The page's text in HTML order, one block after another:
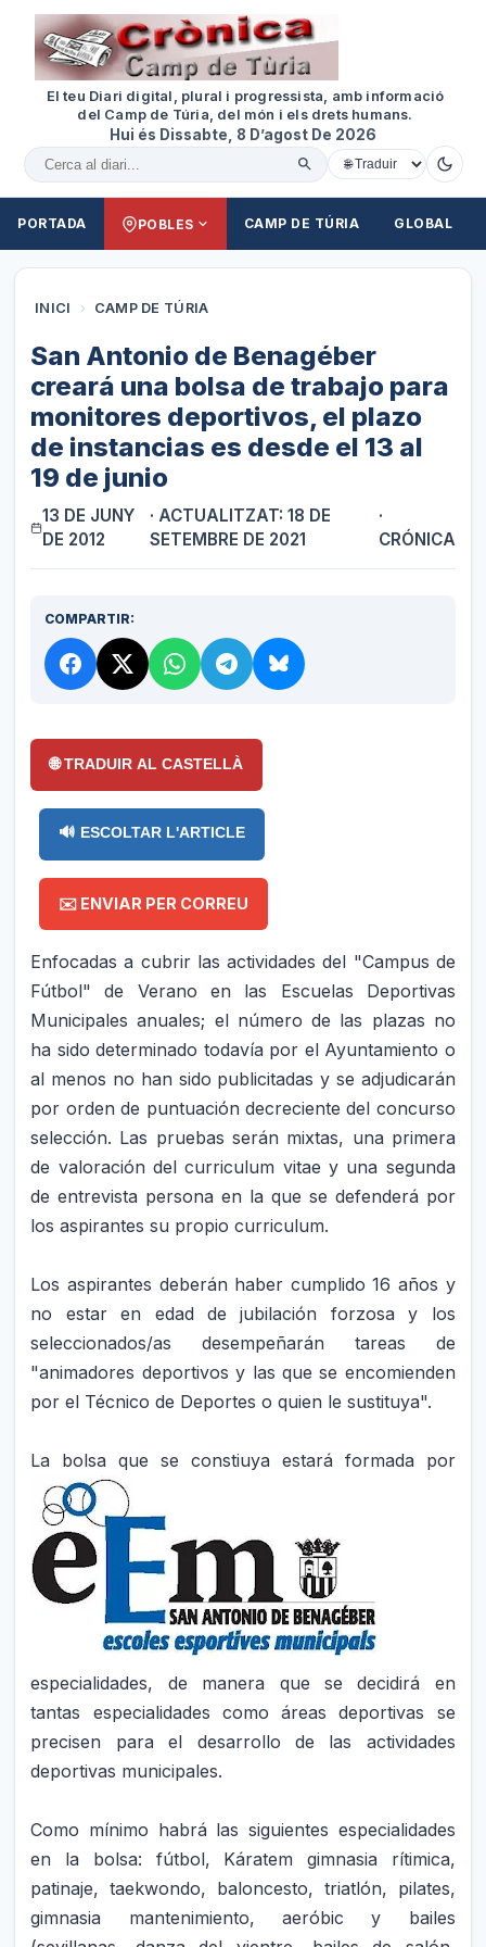
El teu Diari digital, plural i progressista, amb informació
del Camp de Túria, del món i els drets humans.
Hui és Dissabte, 8 D’agost De 2026
Cercar al diari
PORTADA POBLES CAMP DE TÚRIA GLOBAL
INICI › CAMP DE TÚRIA
San Antonio de Benagéber
creará una bolsa de trabajo para
monitores deportivos, el plazo
de instancias es desde el 13 al
19 de junio
13 DE JUNY
DE 2012
· ACTUALITZAT: 18 DE
SETEMBRE DE 2021
·
CRÓNICA
COMPARTIR:
🌐 TRADUIR AL CASTELLÀ
🔊 ESCOLTAR L'ARTICLE
✉️ ENVIAR PER CORREU
Enfocadas a cubrir las actividades del "Campus de
Fútbol" de Verano en las Escuelas Deportivas
Municipales anuales; el número de las plazas no
ha sido determinado todavía por el Ayuntamiento o
al menos no han sido publicitadas y se adjudicarán
por orden de puntuación decreciente del concurso
selección. Las pruebas serán mixtas, una primera
de valoración del curriculum vitae y una segunda
de entrevista persona en la que se defenderá por
los aspirantes su propio curriculum.
Los aspirantes deberán haber cumplido 16 años y
no estar en edad de jubilación forzosa y los
seleccionados/as desempeñarán tareas de
"animadores deportivos y las que se encomienden
por el Técnico de Deportes o quien le sustituya".
La bolsa que se constiuya estará formada por
especialidades, de manera que se decidirá en
tantas especialidades como áreas deportivas se
precisen para el desarrollo de las actividades
deportivas municipales.
Como mínimo habrá las siguientes especialidades
en la bolsa: fútbol, Káratem gimnasia rítimica,
patinaje, taekwondo, baloncesto, triatlón, pilates,
gimnasia mantenimiento, aeróbic y bailes